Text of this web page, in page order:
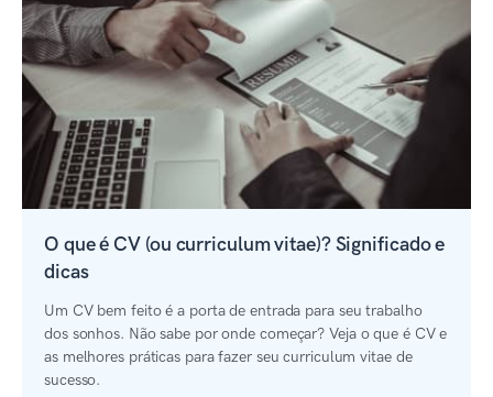
O que é CV (ou curriculum vitae)? Significado e
dicas
Um CV bem feito é a porta de entrada para seu trabalho
dos sonhos. Não sabe por onde começar? Veja o que é CV e
as melhores práticas para fazer seu curriculum vitae de
sucesso.